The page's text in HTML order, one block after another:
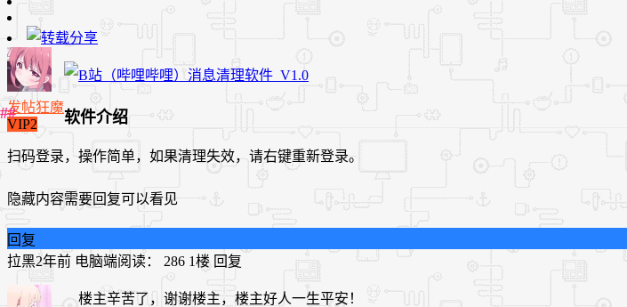
发帖狂魔
VIP2
软件介绍
扫码登录，操作简单，如果清理失效，请右键重新登录。
隐藏内容需要回复可以看见
回复
拉黑2年前 电脑端阅读： 286 1楼 回复
楼主辛苦了，谢谢楼主，楼主好人一生平安！